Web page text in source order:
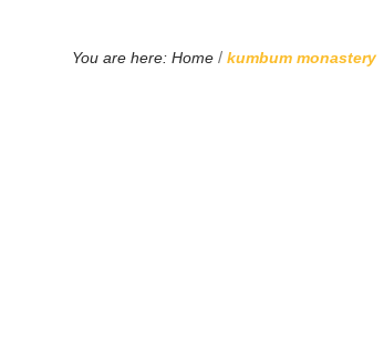
You are here: Home / kumbum monastery